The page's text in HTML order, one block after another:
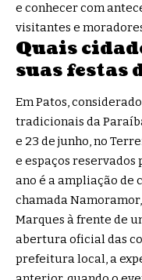
e conhecer com
visitantes e
Quais
suas festas
Em Patos,
tradicionais da
e 23 de junho, no
e espaços reservados
ano é a ampliação de
chamada
Marques à frente de
abertura oficial das
prefeitura local, a